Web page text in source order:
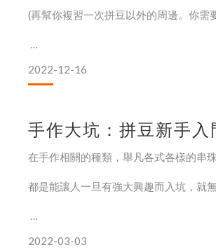
(再幫你複習一次拼豆以外的周邊。你
接下來就正式進入到拼拼豆的時間啦！
✔️你可以選擇上網買本拼豆圖冊，圖冊
2022-12-16
手作大坑：拼豆新手
在手作相關的種類，舉凡各式各樣的串
都是能讓人一旦有強大興趣而入坑，就
我本人是個就算只是手拿小水杯也會翻
2022-03-03